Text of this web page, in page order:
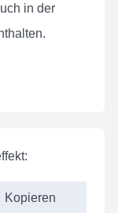
in der
Kopieren